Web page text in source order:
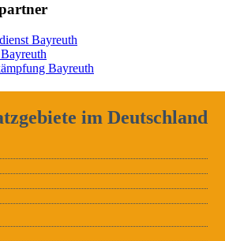
Bayreuth
Bayreuth
im Deutschland